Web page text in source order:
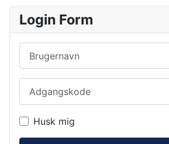
Login Form
Husk mig